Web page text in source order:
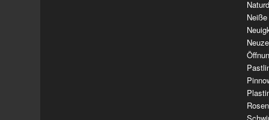
Neiße